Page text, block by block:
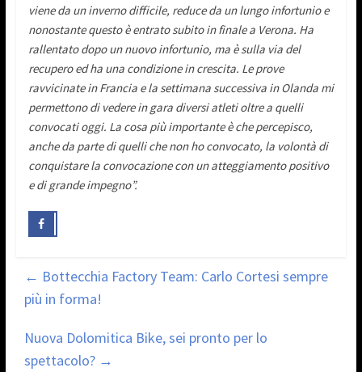
viene da un inverno difficile, reduce da un lungo infortunio e
nonostante questo è entrato subito in finale a Verona. Ha
rallentato dopo un nuovo infortunio, ma è sulla via del
recupero ed ha una condizione in crescita. Le prove
ravvicinate in Francia e la settimana successiva in Olanda mi
permettono di vedere in gara diversi atleti oltre a quelli
convocati oggi. La cosa più importante è che percepisco,
anche da parte di quelli che non ho convocato, la volontà di
conquistare la convocazione con un atteggiamento positivo
e di grande impegno”.
← Bottecchia Factory Team: Carlo Cortesi sempre
più in forma!
Nuova Dolomitica Bike, sei pronto per lo
spettacolo? →